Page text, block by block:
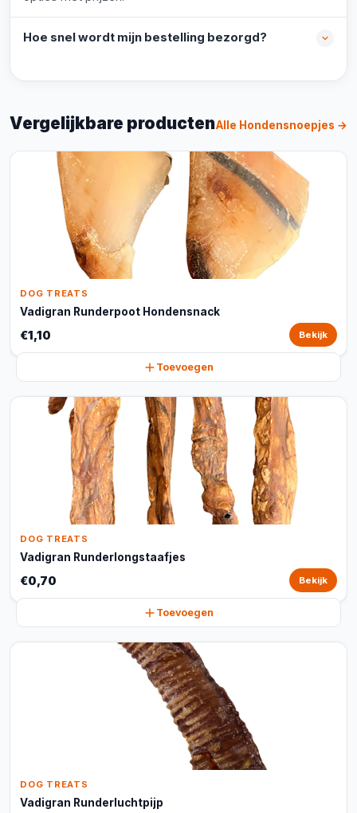
Hoe snel wordt mijn bestelling bezorgd?
Vergelijkbare productenAlle Hondensnoepjes →
DOG TREATS
Vadigran Runderpoot Hondensnack
€1,10 Bekijk
Toevoegen
DOG TREATS
Vadigran Runderlongstaafjes
€0,70 Bekijk
Toevoegen
DOG TREATS
Vadigran Runderluchtpijp